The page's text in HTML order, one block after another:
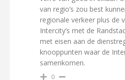
van regio’s zou best
regionale verkeer plus de
Intercity’s met de
met eisen aan de
knooppunten waar de
samenkomen.
0